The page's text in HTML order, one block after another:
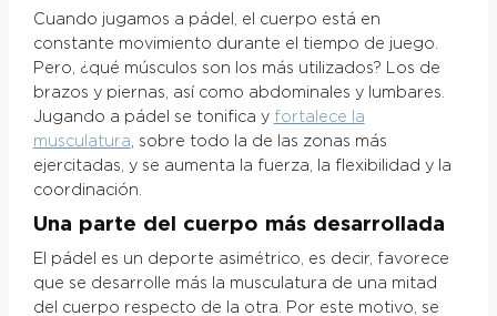
Cuando jugamos a pádel, el cuerpo está en
constante movimiento durante el tiempo de juego.
Pero, ¿qué músculos son los más utilizados? Los de
brazos y piernas, así como abdominales y lumbares.
Jugando a pádel se tonifica y fortalece la
musculatura , sobre todo la de las zonas más
ejercitadas, y se aumenta la fuerza, la flexibilidad y la
coordinación.
Una parte del cuerpo más desarrollada
El pádel es un deporte asimétrico, es decir, favorece
que se desarrolle más la musculatura de una mitad
del cuerpo respecto de la otra. Por este motivo, se